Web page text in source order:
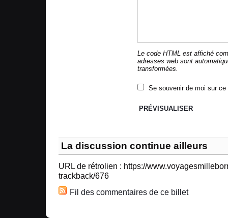
Le code HTML est affiché
adresses web sont
transformées.
Se souvenir de moi sur ce
La discussion continue ailleurs
URL de rétrolien : https://
trackback/676
Fil des commentaires de ce billet